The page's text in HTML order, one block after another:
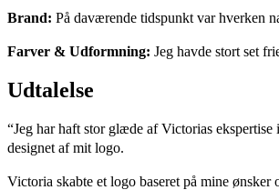
Brand: På daværende tidspunkt var hverken
Farver & Udformning: Jeg havde stort set
Udtalelse
“Jeg har haft stor glæde af Victorias
designet af mit logo.
Victoria skabte et logo baseret på mine